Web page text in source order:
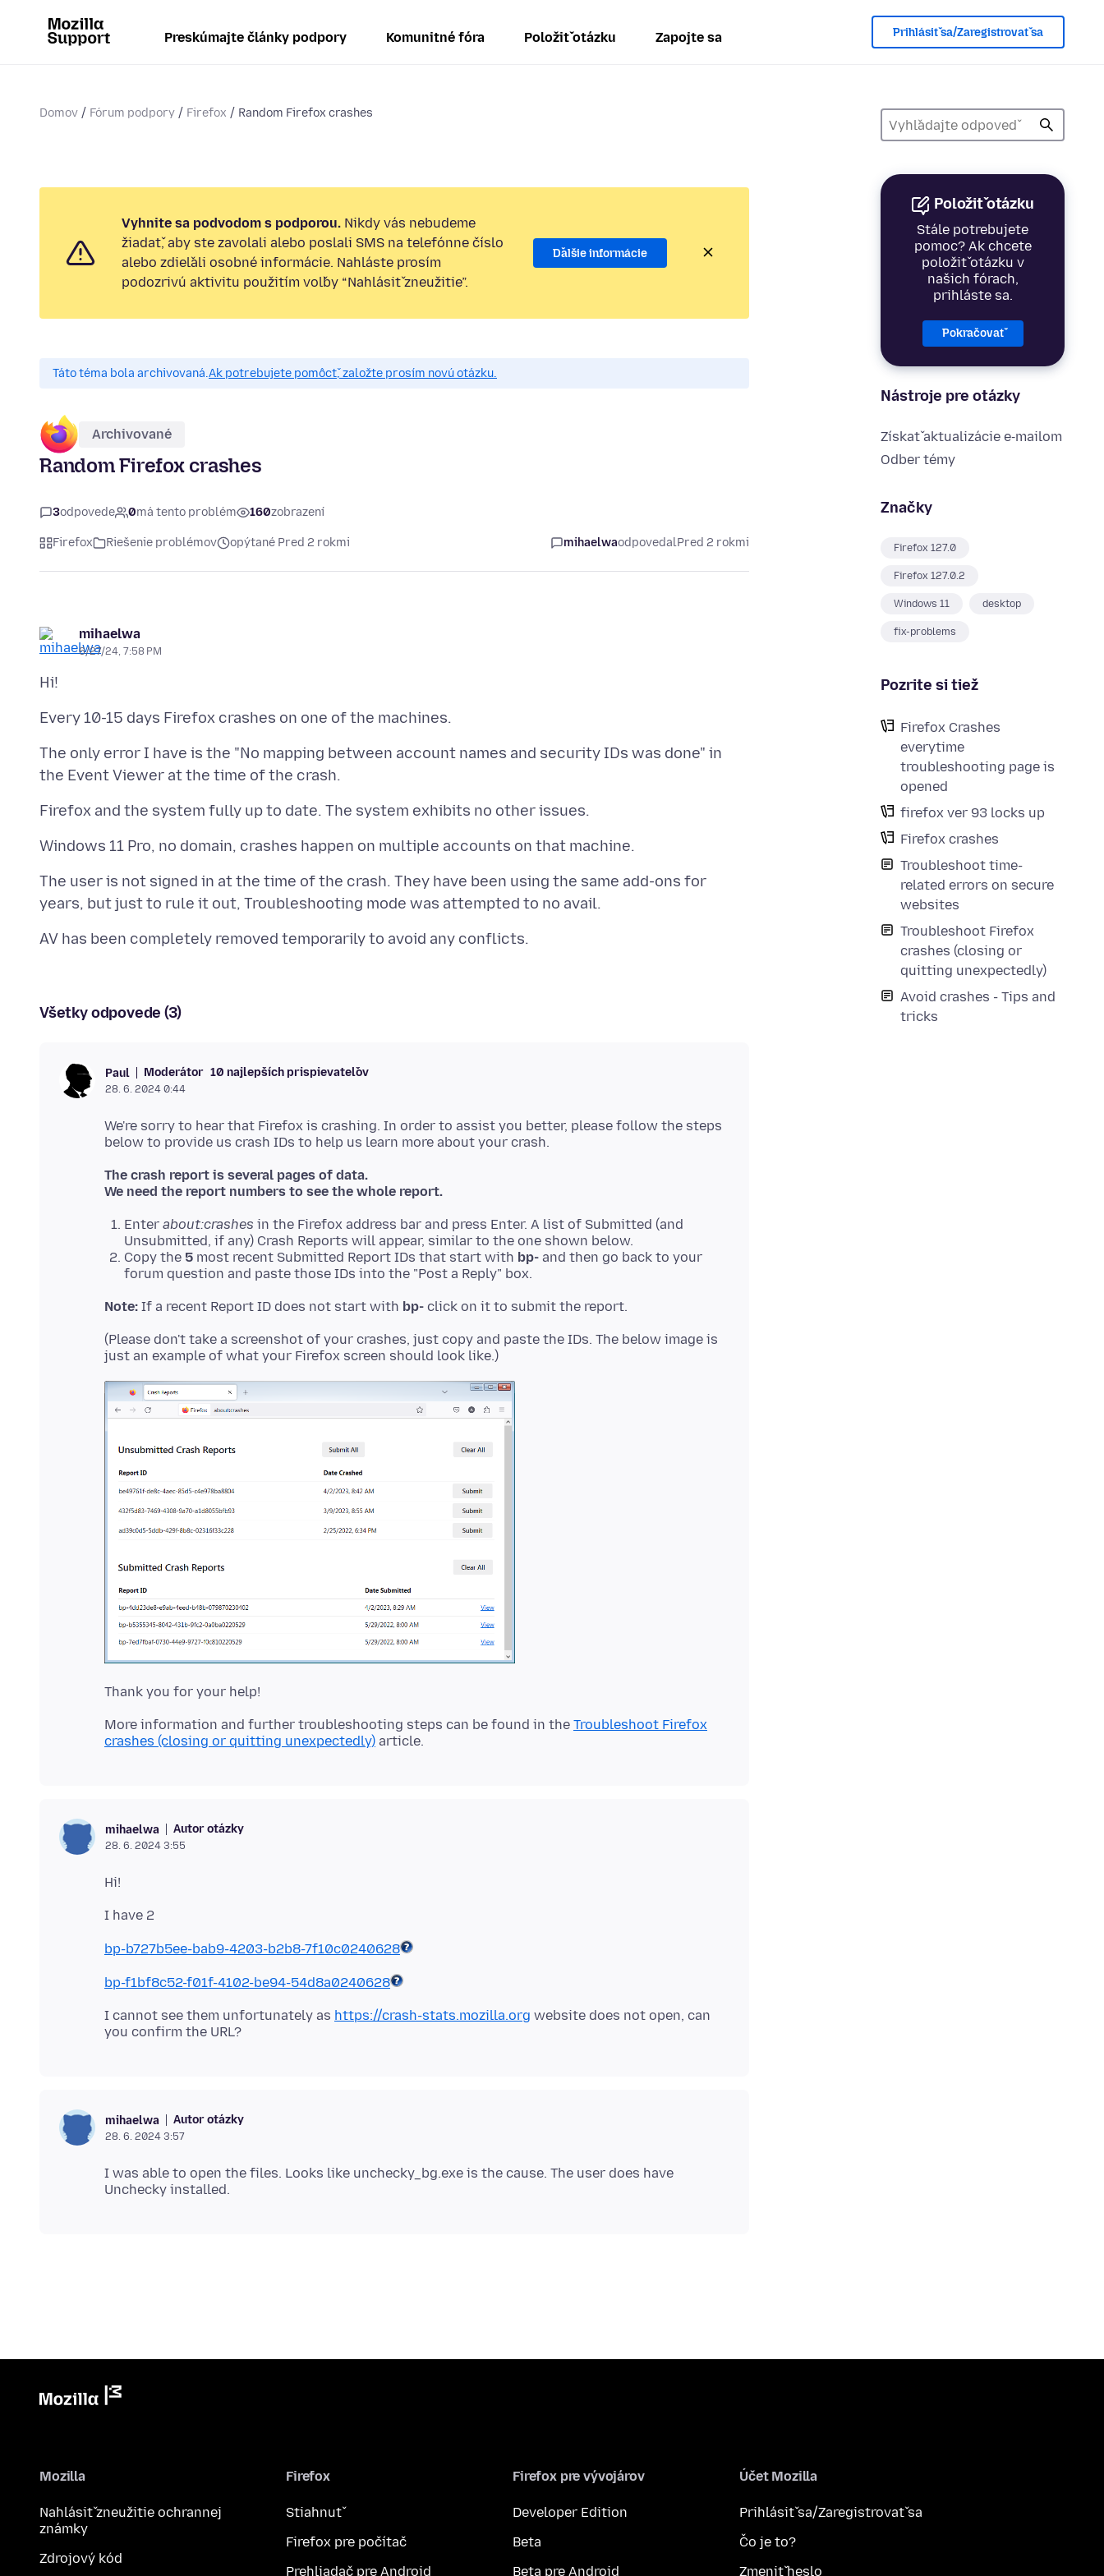
Preskúmajte články podpory Komunitné fóra Položiť otázku Zapojte sa Prihlásiť sa/Zaregistrovať sa
Domov Fórum podpory Firefox Random Firefox crashes
Položiť otázku
Stále potrebujete
pomoc? Ak chcete
položiť otázku v
našich fórach,
prihláste sa.
Pokračovať
Nástroje pre otázky
Získať aktualizácie e‑mailom
Odber témy
Značky
Firefox 127.0
Firefox 127.0.2
Windows 11 desktop
fix-problems
Pozrite si tiež
Firefox Crashes
everytime
troubleshooting page is
opened
firefox ver 93 locks up
Firefox crashes
Troubleshoot time-
related errors on secure
websites
Troubleshoot Firefox
crashes (closing or
quitting unexpectedly)
Avoid crashes - Tips and
tricks
Vyhnite sa podvodom s podporou. Nikdy vás nebudeme
žiadať, aby ste zavolali alebo poslali SMS na telefónne číslo
alebo zdieľali osobné informácie. Nahláste prosím
podozrivú aktivitu použitím voľby “Nahlásiť zneužitie”.
Ďalšie informácie
Táto téma bola archivovaná.Ak potrebujete pomôcť, založte prosím novú otázku.
Archivované
Random Firefox crashes
3odpovede 0má tento problém 160zobrazení
Firefox Riešenie problémov opýtané Pred 2 rokmi mihaelwaodpovedalPred 2 rokmi
mihaelwa
6/27/24, 7:58 PM
The only error I have is the "No mapping between account names and security IDs was done" in
The user is not signed in at the time of the crash. They have been using the same add-ons for
Všetky odpovede (3)
Paul Moderátor 10 najlepších prispievateľov
28. 6. 2024 0:44
We're sorry to hear that Firefox is crashing. In order to assist you better, please follow the steps
The crash report is several pages of data.
We need the report numbers to see the whole report.
Enter about:crashes in the Firefox address bar and press Enter. A list of Submitted (and
Unsubmitted, if any) Crash Reports will appear, similar to the one shown below.
Copy the 5 most recent Submitted Report IDs that start with bp- and then go back to your
forum question and paste those IDs into the "Post a Reply" box.
Note: If a recent Report ID does not start with bp-
(Please don't take a screenshot of your crashes, just copy and paste the IDs. The below image is
More information and further troubleshooting steps can be found in the Troubleshoot Firefox
crashes (closing or quitting unexpectedly)
mihaelwa Autor otázky
28. 6. 2024 3:55
bp-b727b5ee-bab9-4203-b2b8-7f10c0240628
bp-f1bf8c52-f01f-4102-be94-54d8a0240628
I cannot see them unfortunately as https://crash-stats.mozilla.org website does not open, can
mihaelwa Autor otázky
28. 6. 2024 3:57
I was able to open the files. Looks like unchecky_bg.exe is the cause. The user does have
Mozilla
Nahlásiť zneužitie ochrannej
známky
Zdrojový kód
Firefox
Stiahnuť
Firefox pre počítač
Prehliadač pre Android
Firefox pre vývojárov
Developer Edition
Beta
Beta pre Android
Účet Mozilla
Prihlásiť sa/Zaregistrovať sa
Čo je to?
Zmeniť heslo